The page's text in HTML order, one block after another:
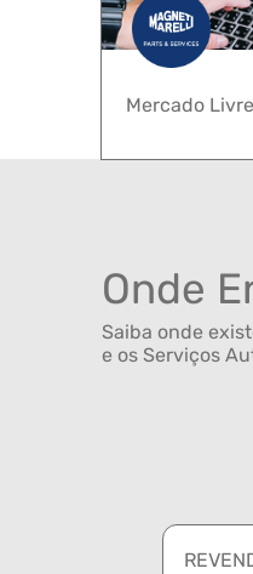
Mercado
Onde
Saiba onde
e os Serviços